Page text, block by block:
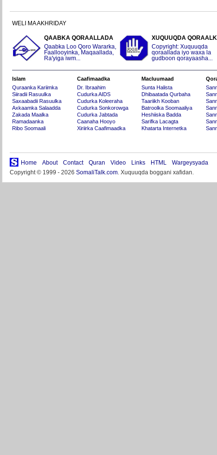
WELI MA AKHRIDAY
QAABKA QORAALLADA
Qaabka Loo Qoro Wararka,
Faallooyinka, Maqaallada,
Ra'yiga iwm...
XUQUUQDA
Copyright: Xuquuqda
qoraallada iyo waxa la
gudboon qorayaasha...
Islam
Quraanka Kariimka
Siiradii Rasuulka
Saxaabadii Rasuulka
Axkaamka Salaadda
Zakada Maalka
Ramadaanka
Ribo Soomaali
Caafimaadka
Dr. Ibraahim
Cudurka AIDS
Cudurka Koleeraha
Cudurka Sonkorowga
Cudurka Jabtada
Caanaha Hooyo
Xiriirka Caafimaadka
Macluumaad
Sunta Halista
Dhibaatada Qurbaha
Taariikh Kooban
Batroolka Soomaaliya
Heshiiska Badda
Sarifka Lacagta
Khatarta Internetka
Home About Contact Quran Video Links HTML
Wargeysyada
Copyright © 1999 - 2026 SomaliTalk.com. Xuquuqda boggani xafidan.